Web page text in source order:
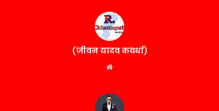
(जीवन यादव कवर्धा)